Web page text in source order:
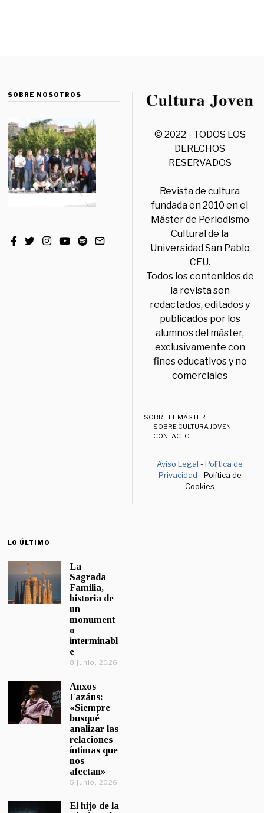
SOBRE NOSOTROS
© 2022 - TODOS LOS
DERECHOS
RESERVADOS
Revista de cultura
fundada en 2010 en el
Máster de Periodismo
Cultural de la
Universidad San Pablo
CEU.
Todos los contenidos de
la revista son
redactados, editados y
publicados por los
alumnos del máster,
exclusivamente con
fines educativos y no
comerciales
SOBRE EL MÁSTER
SOBRE CULTURA JOVEN
CONTACTO
Aviso Legal -Política de
Privacidad - Política de
Cookies
LO ÚLTIMO
La
Sagrada
Familia,
historia de
un
monument
o
interminabl
e
8 junio, 2026
Anxos
Fazáns:
«Siempre
busqué
analizar las
relaciones
íntimas que
nos
afectan»
5 junio, 2026
El hijo de la